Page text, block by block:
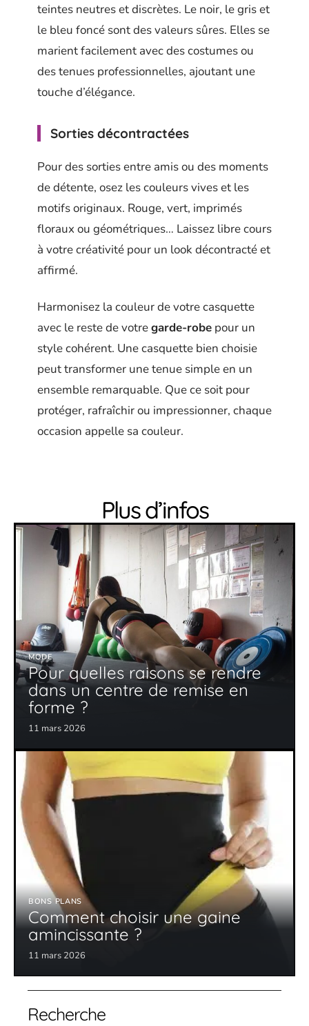
teintes neutres et discrètes. Le noir, le gris et
le bleu foncé sont des valeurs sûres. Elles se
marient facilement avec des costumes ou
des tenues professionnelles, ajoutant une
touche d’élégance.
Sorties décontractées
Pour des sorties entre amis ou des moments
de détente, osez les couleurs vives et les
motifs originaux. Rouge, vert, imprimés
floraux ou géométriques… Laissez libre cours
à votre créativité pour un look décontracté et
affirmé.
Harmonisez la couleur de votre casquette
avec le reste de votregarde-robe pour un
style cohérent. Une casquette bien choisie
peut transformer une tenue simple en un
ensemble remarquable. Que ce soit pour
protéger, rafraîchir ou impressionner, chaque
occasion appelle sa couleur.
Plus d’infos
MODE
Pour quelles raisons se rendre
dans un centre de remise en
forme ?
11 mars 2026
BONS PLANS
Comment choisir une gaine
amincissante ?
11 mars 2026
Recherche